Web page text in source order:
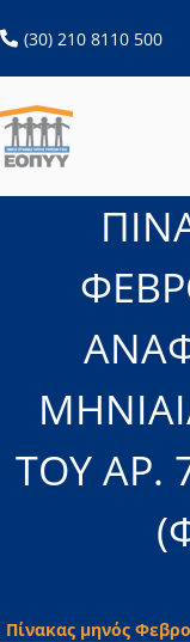
(30) 210 8110 500
ΤΟΥ ΑΡ.
Πίνακας μηνός